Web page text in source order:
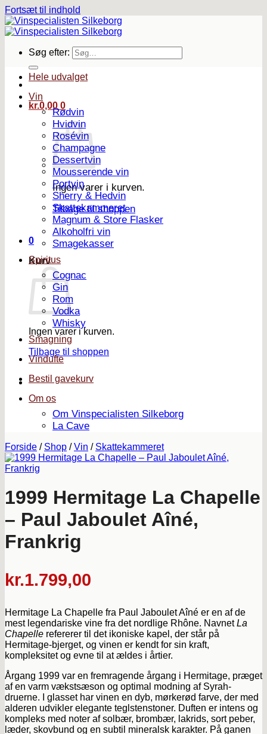
Fortsæt til indhold
Søg efter:
kr.0,00 0
Ingen varer i kurven.
Tilbage til shoppen
0
Kurv
Ingen varer i kurven.
Tilbage til shoppen
Hele udvalget
Vin
Rødvin
Hvidvin
Rosévin
Champagne
Dessertvin
Mousserende vin
Portvin
Sherry & Hedvin
Skattekammeret
Magnum & Store Flasker
Alkoholfri vin
Smagekasser
Spiritus
Cognac
Gin
Rom
Vodka
Whisky
Smagning
Vindufte
Bestil gavekurv
Om os
Om Vinspecialisten Silkeborg
La Cave
Forside / Shop / Vin / Skattekammeret
1999 Hermitage La Chapelle
– Paul Jaboulet Aîné,
Frankrig
kr.1.799,00
Hermitage La Chapelle fra Paul Jaboulet Aîné er en af de
mest legendariske vine fra det nordlige Rhône. NavnetLa
Chapelle refererer til det ikoniske kapel, der står på
Hermitage-bjerget, og vinen er kendt for sin kraft,
kompleksitet og evne til at ældes i årtier.
Årgang 1999 var en fremragende årgang i Hermitage, præget
af en varm vækstsæson og optimal modning af Syrah-
druerne. I glasset har vinen en dyb, mørkerød farve, der med
alderen udvikler elegante teglstenstoner. Duften er intens og
kompleks med noter af solbær, brombær, lakrids, sort peber,
læder, skovbund og en subtil mineralsk karakter. På ganen